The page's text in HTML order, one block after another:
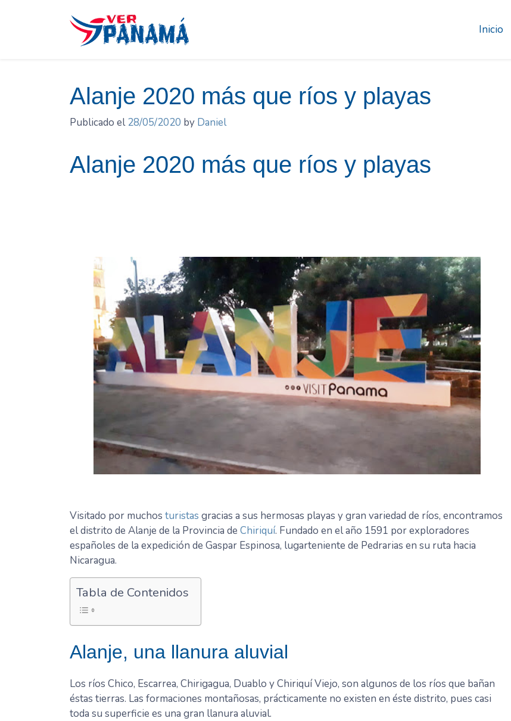
Inicio
Alanje 2020 más que ríos y playas
Publicado el28/05/2020 by Daniel
Alanje 2020 más que ríos y playas
Visitado por muchos turistas gracias a sus hermosas playas y gran variedad de ríos, encontramos
el distrito de Alanje de la Provincia de Chiriquí. Fundado en el año 1591 por exploradores
españoles de la expedición de Gaspar Espinosa, lugarteniente de Pedrarias en su ruta hacia
Nicaragua.
Tabla de Contenidos
Alanje, una llanura aluvial
Los ríos Chico, Escarrea, Chirigagua, Duablo y Chiriquí Viejo, son algunos de los ríos que bañan
éstas tierras. Las formaciones montañosas, prácticamente no existen en éste distrito, pues casi
toda su superficie es una gran llanura aluvial.